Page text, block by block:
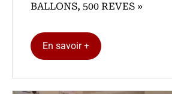
BALLONS, 500 REVES »
En savoir +